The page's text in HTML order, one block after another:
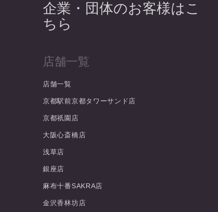
企業・団体のお客様はこ
ちら
店舗一覧
店舗一覧
京都駅前京都タワーサンド店
京都祇園店
大阪心斎橋店
浅草店
銀座店
麻布十番SAKRA店
金沢香林坊店